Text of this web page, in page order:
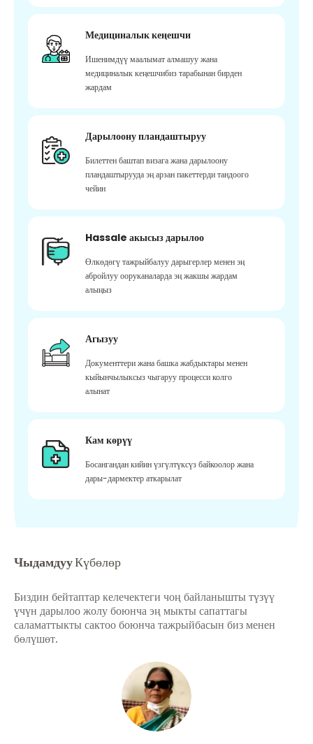
Медициналык кеңешчи
Ишенимдүү маалымат алмашуу жана
медициналык кеңешчибиз тарабынан бирден
жардам
Дарылоону пландаштыруу
Билеттен баштап визага жана дарылоону
пландаштырууда эң арзан пакеттерди тандоого
чейин
Hassale акысыз дарылоо
Өлкөдөгү тажрыйбалуу дарыгерлер менен эң
абройлуу ооруканаларда эң жакшы жардам
алыңыз
Агызуу
Документтери жана башка жабдыктары менен
кыйынчылыксыз чыгаруу процесси колго
алынат
Кам көрүү
Босангандан кийин үзгүлтүксүз байкоолор жана
дары-дармектер аткарылат
ЧыдамдууКүбөлөр
Биздин бейтаптар келечектеги чоң байланышты түзүү
үчүн дарылоо жолу боюнча эң мыкты сапаттагы
саламаттыкты сактоо боюнча тажрыйбасын биз менен
бөлүшөт.